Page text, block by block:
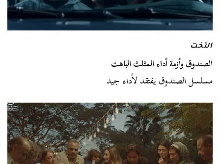
التخت
الصندوق وأزمة أداء المثلث الباهت
مسلسل الصندوق يفتقد لأداء جيد